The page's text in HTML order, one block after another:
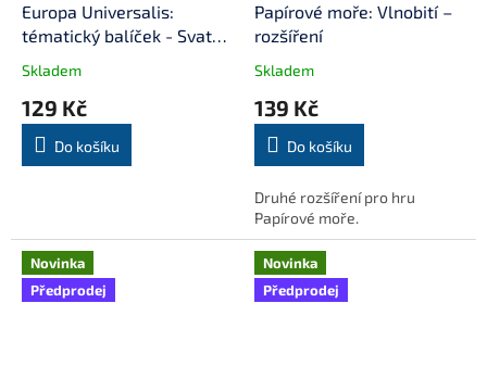
Europa Universalis:
tématický balíček - Svatá
Skladem
129 Kč
Do košíku
Papírové moře: Vlnobití –
rozšíření
Skladem
139 Kč
Do košíku
Druhé rozšíření pro hru
Papírové moře.
Novinka
Předprodej
Novinka
Předprodej